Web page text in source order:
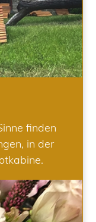
finden
in der